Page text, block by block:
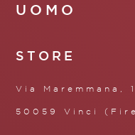
UOMO
STORE
Via Maremmana,
50059 Vinci